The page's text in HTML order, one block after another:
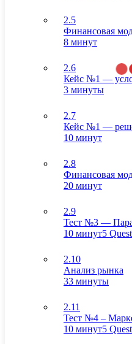
2.5
Финансовая
8 минут
2.6
Кейс №1 —
3 минуты
2.7
Кейс №1 —
10 минут
2.8
Финансовая
20 минут
2.9
Тест №3 —
10 минут5
2.10
Анализ рынка
33 минуты
2.11
Тест №4 –
10 минут5